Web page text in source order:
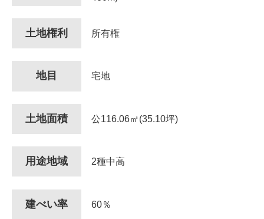
土地権利 所有権
地目 宅地
土地面積 公116.06㎡(35.10坪)
用途地域 2種中高
建べい率 60％